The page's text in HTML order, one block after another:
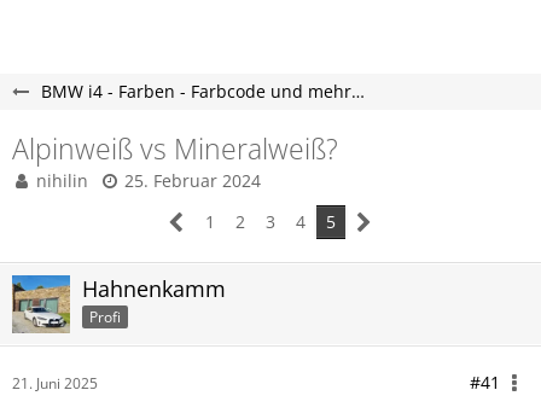
BMW i4 - Farben - Farbcode und mehr…
Alpinweiß vs Mineralweiß?
nihilin
25. Februar 2024
1
2 3 4 5
Hahnenkamm
Profi
21. Juni 2025 #41